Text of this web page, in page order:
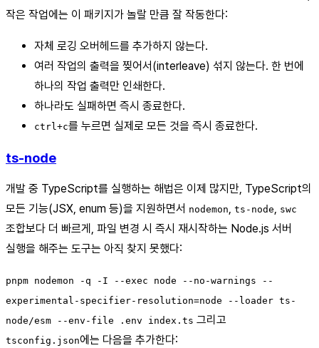
작은 작업에는 이 패키지가 놀랄 만큼 잘 작동한다:
자체 로깅 오버헤드를 추가하지 않는다.
여러 작업의 출력을 찢어서(interleave) 섞지 않는다. 한 번에
하나의 작업 출력만 인쇄한다.
하나라도 실패하면 즉시 종료한다.
ctrl+c를 누르면 실제로 모든 것을 즉시 종료한다.
ts-node
개발 중 TypeScript를 실행하는 해법은 이제 많지만, TypeScript의
모든 기능(JSX, enum 등)을 지원하면서 nodemon, ts-node, swc
조합보다 더 빠르게, 파일 변경 시 즉시 재시작하는 Node.js 서버
실행을 해주는 도구는 아직 찾지 못했다:
pnpm nodemon -q -I --exec node --no-warnings --
experimental-specifier-resolution=node --loader ts-
node/esm --env-file .env index.ts 그리고
tsconfig.json에는 다음을 추가한다: